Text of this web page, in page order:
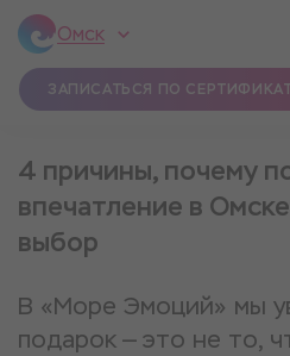
Омск
ЗАПИСАТЬСЯ ПО
4 причины, почему
впечатление в
выбор
В «Море Эмоций» мы
подарок — это не то,